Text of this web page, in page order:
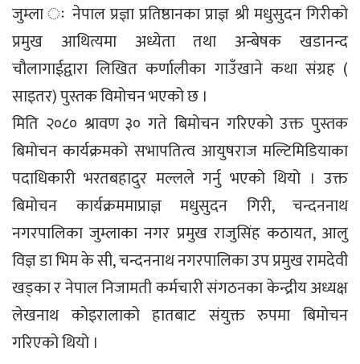
जुम्ला ः नेपाल प्रज्ञा प्रतिष्ठानका प्राज्ञ श्री मधुसुदन गिरीको
प्रमुख आथित्यमा अध्येता तथा अन्बेषक खडानन्द
चौलागाईद्वारा लिखित कर्णालीका गाउँखाने कथा संग्रह (
साइतर) पुस्तक विमोचन भएको छ ।
मिति २०८० श्रावण ३० गते बिमोचन गरिएको उक्त पुस्तक
बिमोचन कार्यक्रमको सभापतित्व आयुषराज मल्टिमिडियाका
पदाधिकारी भरतबहादुर मल्लले गर्नु भएको थियो । उक्त
बिमोचन कार्यक्रममाप्राज्ञ मधुसुदन गिरी, चन्दननाथ
नगरपालिका जुम्लाका नगर प्रमुख राजुसिंह कठायत, आलु
विज्ञ डा भिम के सी, चन्दननाथ नगरपालिका उप प्रमुख रामदेवी
खड्का र नेपाल निजामती कर्मचारी संगठनका केन्द्रीय अध्यक्ष
लेखनाथ कोइरालाको हातबाट संयुक्त रुपमा बिमोचन
गरिएको थियो ।